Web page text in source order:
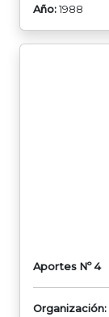
Año: 1988
Aportes Nº 4
Organización: